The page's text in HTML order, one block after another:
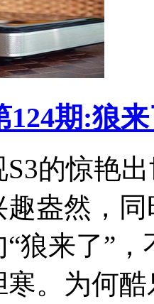
124期:狼
的惊艳出
盎然，
狼来了”
寒。为何